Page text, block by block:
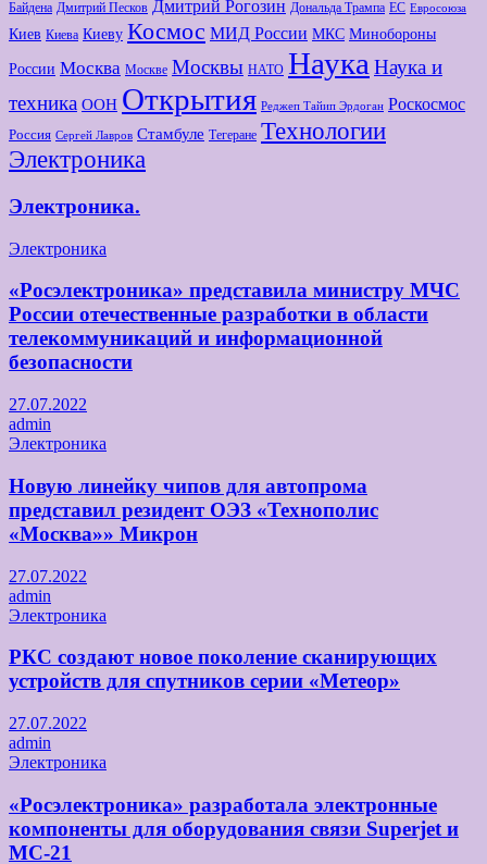
Байдена Дмитрий Песков Дмитрий Рогозин Дональда Трампа ЕС Евросоюза
Киев Киева Киеву Космос МИД России МКС Минобороны
России Москва Москве Москвы НАТО Наука Наука и
техника ООН Открытия Реджеп Тайип Эрдоган Роскосмос
Россия Сергей Лавров Стамбуле Тегеране Технологии
Электроника
Электроника.
Электроника
«Росэлектроника» представила министру МЧС
России отечественные разработки в области
телекоммуникаций и информационной
безопасности
27.07.2022
admin
Электроника
Новую линейку чипов для автопрома
представил резидент ОЭЗ «Технополис
«Москва»» Микрон
27.07.2022
admin
Электроника
РКС создают новое поколение сканирующих
устройств для спутников серии «Метеор»
27.07.2022
admin
Электроника
«Росэлектроника» разработала электронные
компоненты для оборудования связи Superjet и
МС-21